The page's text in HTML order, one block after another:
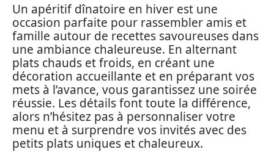
Un apéritif dînatoire en hiver est une
occasion parfaite pour rassembler amis et
famille autour de recettes savoureuses dans
une ambiance chaleureuse. En alternant
plats chauds et froids, en créant une
décoration accueillante et en préparant vos
mets à l’avance, vous garantissez une soirée
réussie. Les détails font toute la différence,
alors n’hésitez pas à personnaliser votre
menu et à surprendre vos invités avec des
petits plats uniques et chaleureux.